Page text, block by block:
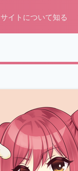
サイトについて知る